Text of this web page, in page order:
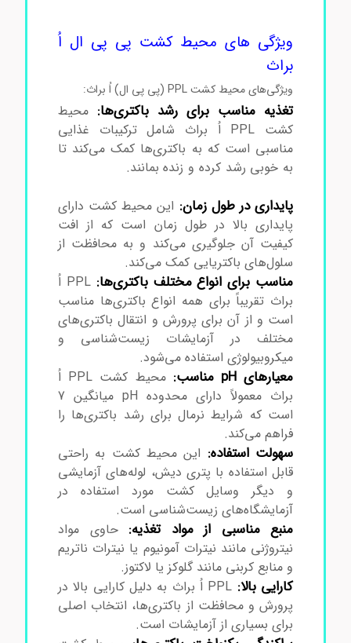
ویژگی های محیط کشت پی پی ال اُ
براث
ویژگی‌های محیط کشت PPL (پی پی ال) اُ براث:
تغذیه مناسب برای رشد باکتری‌ها:محیط
کشت PPL اُ براث شامل ترکیبات غذایی
مناسبی است که به باکتری‌ها کمک می‌کند تا
به خوبی رشد کرده و زنده بمانند.محیط کشت
پایداری در طول زمان:این محیط کشت دارای
پایداری بالا در طول زمان است که از افت
کیفیت آن جلوگیری می‌کند و به محافظت از
سلول‌های باکتریایی کمک می‌کند.
مناسب برای انواع مختلف باکتری‌ها:
PPL اُ
براث تقریباً برای همه انواع باکتری‌ها مناسب
است و از آن برای پرورش و انتقال باکتری‌های
مختلف در آزمایشات زیست‌شناسی و
میکروبیولوژی استفاده می‌شود.
معیارهای pH مناسب:
محیط کشت PPL اُ
براث معمولاً دارای محدوده pH میانگین 7
است که شرایط نرمال برای رشد باکتری‌ها را
فراهم می‌کند.
سهولت استفاده:این محیط کشت به راحتی
قابل استفاده با پتری دیش، لوله‌های آزمایشی
و دیگر وسایل کشت مورد استفاده در
آزمایشگاه‌های زیست‌شناسی است.
منبع مناسبی از مواد تغذیه:حاوی مواد
نیتروژنی مانند نیترات آمونیوم یا نیترات ناتریم
و منابع کربنی مانند گلوکز یا لاکتوز.
کارایی بالا:
PPL اُ براث به دلیل کارایی بالا در
پرورش و محافظت از باکتری‌ها، انتخاب اصلی
برای بسیاری از آزمایشات است.